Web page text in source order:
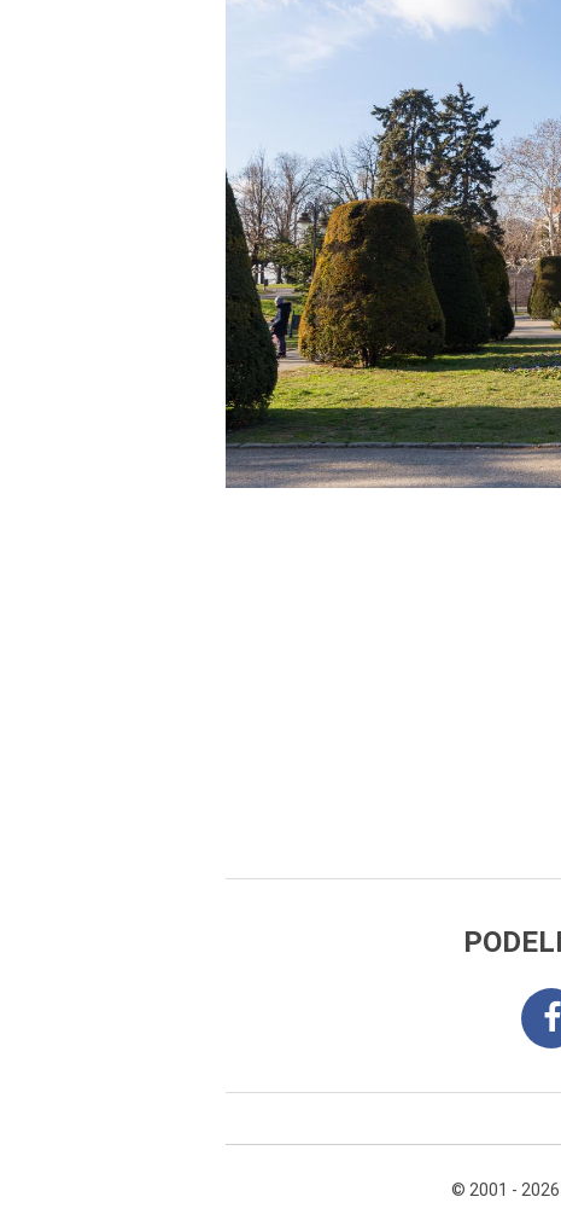
© 2001 -